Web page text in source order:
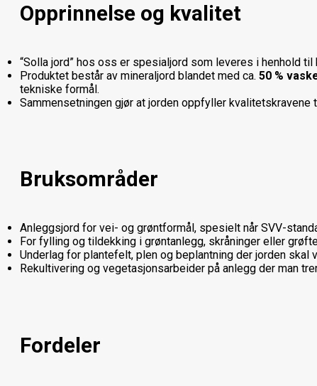
Opprinnelse og kvalitet
“Solla jord” hos oss er spesialjord som leveres i henhold
Produktet består av mineraljord blandet med ca.50 %
tekniske formål.
Sammensetningen gjør at jorden oppfyller
Bruksområder
Anleggsjord for vei- og grøntformål, spesielt når SVV-
For fylling og tildekking i grøntanlegg, skråninger eller
Underlag for plantefelt, plen og beplantning der jorden
Rekultivering og vegetasjonsarbeider på anlegg der man
Fordeler